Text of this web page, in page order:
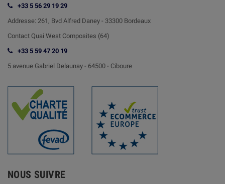
+33 5 56 29 19 29
Addresse: 261, Bvd Alfred Daney - 33300 Bordeaux
Contact Quai West Composites (64)
+33 5 59 47 20 19
5 avenue Gabriel Delaunay - 64500 - Ciboure
NOUS SUIVRE